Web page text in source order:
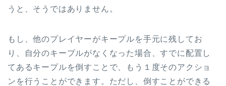
うと、そうではありません。
もし、他のプレイヤーがキープルを手元に残してお
り、自分のキープルがなくなった場合、すでに配置し
てあるキープルを倒すことで、もう１度そのアクショ
ンを行うことができます。ただし、倒すことができる